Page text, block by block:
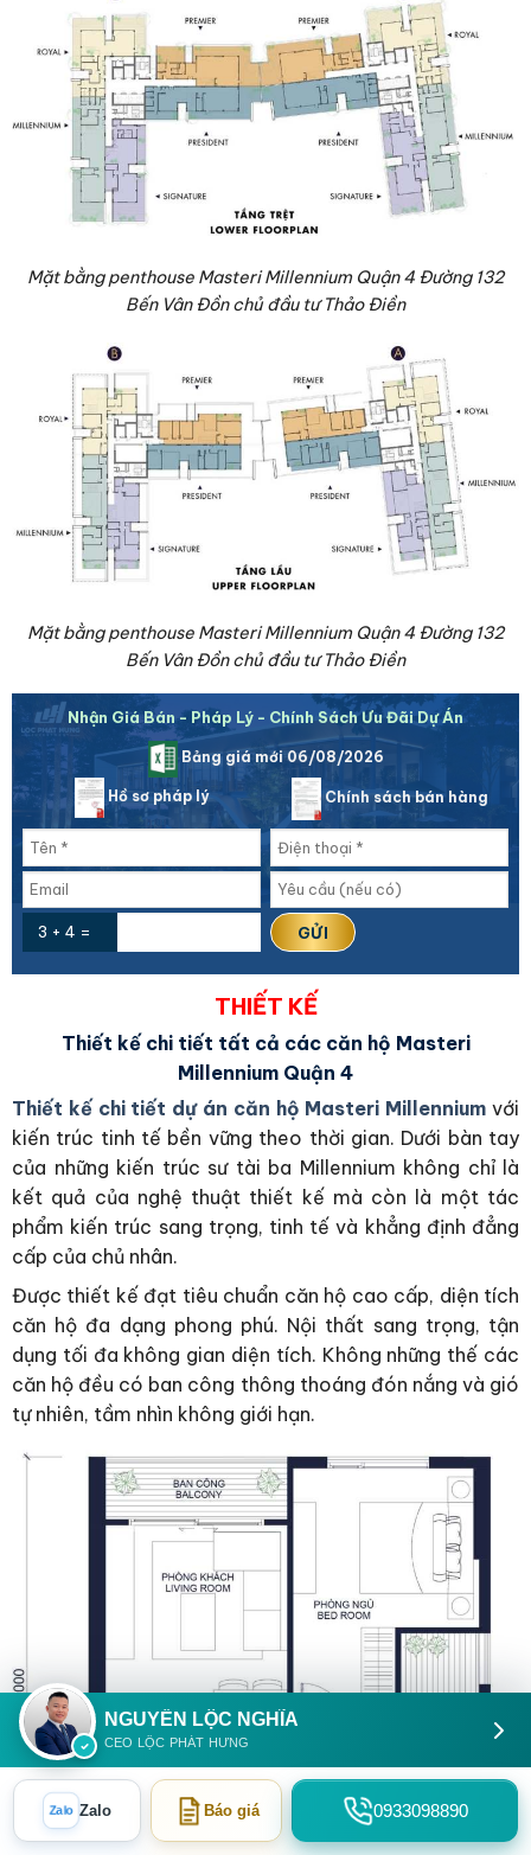
Mặt bằng penthouse Masteri Millennium Quận 4 Đường 132
Bến Vân Đồn chủ đầu tư Thảo Điền
Mặt bằng penthouse Masteri Millennium Quận 4 Đường 132
Bến Vân Đồn chủ đầu tư Thảo Điền
Nhận Giá Bán - Pháp Lý - Chính Sách Ưu Đãi Dự Án
Bảng giá mới 06/08/2026
Hồ sơ pháp lý Chính sách bán hàng
3 + 4 =
THIẾT KẾ
Thiết kế chi tiết tất cả các căn hộ Masteri
Millennium Quận 4
Thiết kế chi tiết dự án căn hộ Masteri Millennium với
kiến trúc tinh tế bền vững theo thời gian. Dưới bàn tay
của những kiến trúc sư tài ba Millennium không chỉ là
kết quả của nghệ thuật thiết kế mà còn là một tác
phẩm kiến trúc sang trọng, tinh tế và khẳng định đẳng
cấp của chủ nhân.
Được thiết kế đạt tiêu chuẩn căn hộ cao cấp, diện tích
căn hộ đa dạng phong phú. Nội thất sang trọng, tận
dụng tối đa không gian diện tích. Không những thế các
căn hộ đều có ban công thông thoáng đón nắng và gió
tự nhiên, tầm nhìn không giới hạn.
NGUYỄN LỘC NGHĨA
CEO LỘC PHÁT HƯNG
Zalo Zalo Báo giá 0933098890